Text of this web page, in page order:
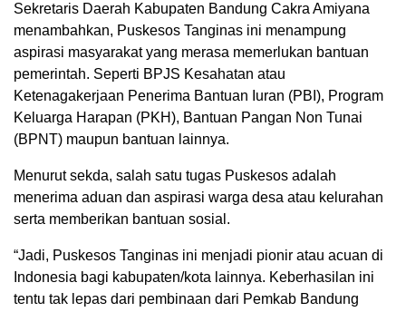
Sekretaris Daerah Kabupaten Bandung Cakra Amiyana
menambahkan, Puskesos Tanginas ini menampung
aspirasi masyarakat yang merasa memerlukan bantuan
pemerintah. Seperti BPJS Kesahatan atau
Ketenagakerjaan Penerima Bantuan Iuran (PBI), Program
Keluarga Harapan (PKH), Bantuan Pangan Non Tunai
(BPNT) maupun bantuan lainnya.
Menurut sekda, salah satu tugas Puskesos adalah
menerima aduan dan aspirasi warga desa atau kelurahan
serta memberikan bantuan sosial.
“Jadi, Puskesos Tanginas ini menjadi pionir atau acuan di
Indonesia bagi kabupaten/kota lainnya. Keberhasilan ini
tentu tak lepas dari pembinaan dari Pemkab Bandung